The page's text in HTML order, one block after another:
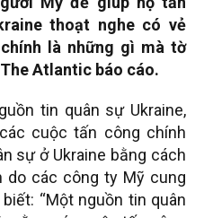
thoạt nghe có vẻ
là những gì mà tờ
Atlantic báo cáo.
tin quân sự Ukraine,
cuộc tấn công chính
sự ở Ukraine bằng cách
do các công ty Mỹ cung
“Một nguồn tin quân